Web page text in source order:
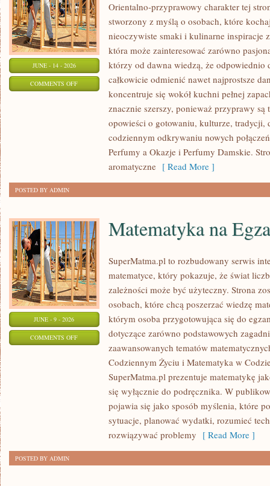
JUNE - 14 - 2026
COMMENTS OFFON
PERFUMERYJNY
Orientalno-przyprawowy charakter tej
stworzony z myślą o osobach, które
nieoczywiste smaki i kulinarne inspiracje
która może zainteresować zarówno
którzy od dawna wiedzą, że odpowiednio
całkowicie odmienić nawet najprostsze
koncentruje się wokół kuchni pełnej
znacznie szerszy, ponieważ przyprawy
opowieści o gotowaniu, kulturze, tradycji,
codziennym odkrywaniu nowych
Perfumy a Okazje i Perfumy Damskie.
aromatyczne [ Read More ]
POSTED BY ADMIN
JUNE - 9 - 2026
COMMENTS OFFON
MATEMATYKA
EGZAMINIE
Matematyka na
SuperMatma.pl to rozbudowany serwis
matematyce, który pokazuje, że świat
zależności może być użyteczny. Strona
osobach, które chcą poszerzać wiedzę
którym osoba przygotowująca się do
dotyczące zarówno podstawowych
zaawansowanych tematów
Codziennym Życiu i Matematyka w
SuperMatma.pl prezentuje matematykę
się wyłącznie do podręcznika. W
pojawia się jako sposób myślenia, które
sytuacje, planować wydatki, rozumieć
rozwiązywać problemy [ Read More ]
POSTED BY ADMIN